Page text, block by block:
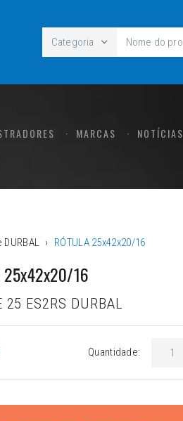
Categoria
MARCAS NOTÍCIAS
RÓTULA 25x42x20/16
25x42x20/16
25 ES2RS DURBAL
Quantidade: